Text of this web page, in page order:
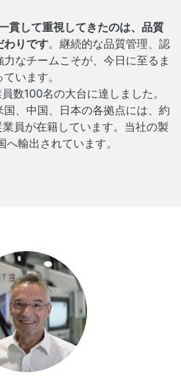
貫して重視してきたのは、品質
わりです。継続的な品質管理、認
なチームこそが、今日に至るま
います。
数100名の大台に達しました。
、中国、日本の各拠点には、約
員が在籍しています。当社の製
輸出されています。